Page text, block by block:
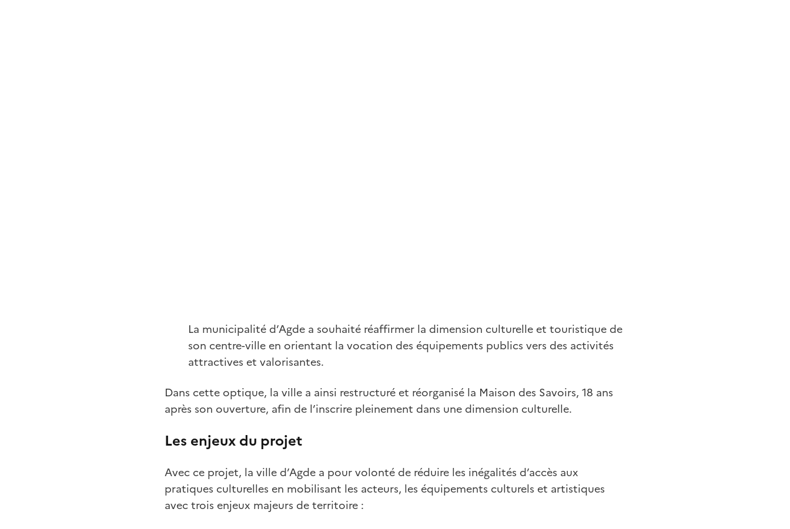
La municipalité d’Agde a souhaité réaffirmer la dimension culturelle et touristique de
son centre-ville en orientant la vocation des équipements publics vers des activités
attractives et valorisantes.
Dans cette optique, la ville a ainsi restructuré et réorganisé la Maison des Savoirs, 18 ans
après son ouverture, afin de l’inscrire pleinement dans une dimension culturelle.
Les enjeux du projet
Avec ce projet, la ville d’Agde a pour volonté de réduire les inégalités d’accès aux
pratiques culturelles en mobilisant les acteurs, les équipements culturels et artistiques
avec trois enjeux majeurs de territoire :